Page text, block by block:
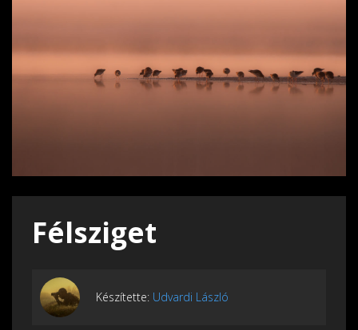
Félsziget
Készítette: Udvardi László